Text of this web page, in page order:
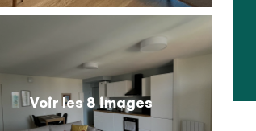
Voir les 8 images